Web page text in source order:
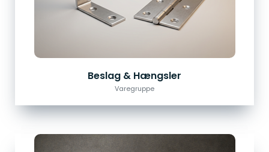
Beslag & Hængsler
Varegruppe